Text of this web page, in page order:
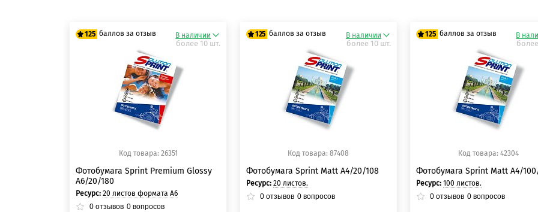
125 баллов за отзыв
125 баллов
125 баллов
В наличии
более 10 шт.
Код товара: 26351
Фотобумага Sprint Premium Glossy
A6/20/180
Ресурс:20 листов формата А6
0 отзывов 0 вопросов
125 баллов за отзыв
125 баллов
125 баллов
В наличии
более 10 шт.
Код товара: 87408
Фотобумага Sprint Matt A4/20/108
Ресурс: 20 листов.
0отзывов 0вопросов
125 баллов за отзыв
125 баллов
125 баллов
В
Код товара: 42304
Фотобумага Sprint Matt A4/
Ресурс:100 листов.
0 отзывов 0 вопросов